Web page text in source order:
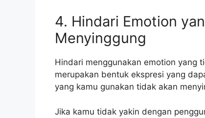
4. Hindari Emotion
Menyinggung
Hindari menggunakan emotion yang
merupakan bentuk ekspresi yang
yang kamu gunakan tidak akan
Jika kamu tidak yakin dengan